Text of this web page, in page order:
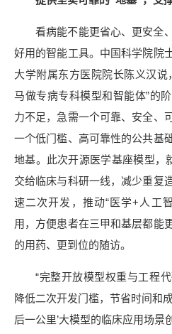
看病能不能更省心、更安全
好用的智能工具。中国科学院院
大学附属东方医院院长陈义汉说
马做专病专科模型和智能体”的
力不足，急需一个可靠、安全、
一个低门槛、高可靠性的公共基
地基。此次开源医学基座模型，
交给临床与科研一线，减少重复
速二次开发，推动“医学+人工
用，方便患者在三甲和基层都能
的用药、更到位的随访。
“完整开放模型权重与工程
降低二次开发门槛，节省时间和
后一公里’大模型的临床应用场